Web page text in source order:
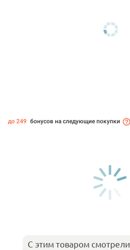
до 249 бонусов на следующие покупки
С этим товаром смотрели